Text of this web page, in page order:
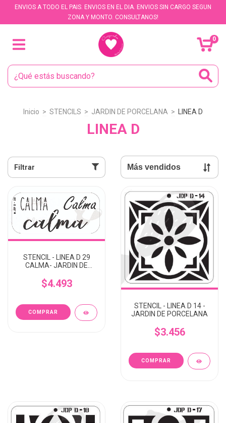
ENVIOS A TODO EL PAIS. ENVIOS EN EL DIA. ENVIOS SIN CARGO SEGUN
ZONA Y MONTO. CONSULTANOS!
0
Inicio > STENCILS > JARDIN DE PORCELANA > LINEA D
LINEA D
Filtrar
STENCIL - LINEA D 29
CALMA- JARDIN DE
$4.493
STENCIL - LINEA D 14 -
JARDIN DE PORCELANA
$3.456